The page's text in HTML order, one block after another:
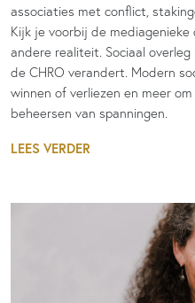
associaties met conflict,
Kijk je voorbij de
andere realiteit. Sociaal
de CHRO verandert. Modern
winnen of verliezen en meer
beheersen van spanningen.
LEES VERDER